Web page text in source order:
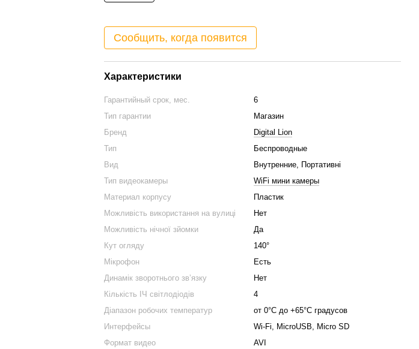
Сообщить, когда появится
Характеристики
Гарантийный срок, мес.
6
Тип гарантии
Магазин
Бренд
Digital Lion
Тип
Беспроводные
Вид
Внутренние, Портативні
Тип видеокамеры
WiFi мини камеры
Материал корпусу
Пластик
Можливість використання на вулиці
Нет
Можливість нічної зйомки
Да
Кут огляду
140°
Мікрофон
Есть
Динамік зворотнього звʼязку
Нет
Кількість ІЧ світлодіодів
4
Діапазон робочих температур
от 0°C до +65°C градусов
Интерфейсы
Wi-Fi, MicroUSB, Micro SD
Формат видео
AVI